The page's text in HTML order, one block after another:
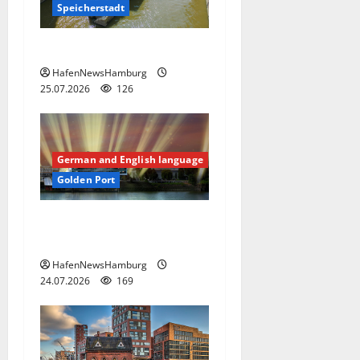
Speicherstadt
HafenNewsHamburg
25.07.2026
126
German and English language
Golden Port
HafenNewsHamburg
24.07.2026
169